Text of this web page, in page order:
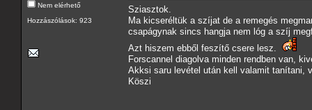
Nem elérhető
Hozzászólások: 923
Sziasztok.
Ma kicseréltük a szíjat de a remegés
csapágynak sincs hangja nem lóg a szíj
Azt hiszem ebből feszítő csere lesz.
Forscannel diagolva minden rendben van,
Akksi saru levétel után kell valamit tanítani,
Köszi